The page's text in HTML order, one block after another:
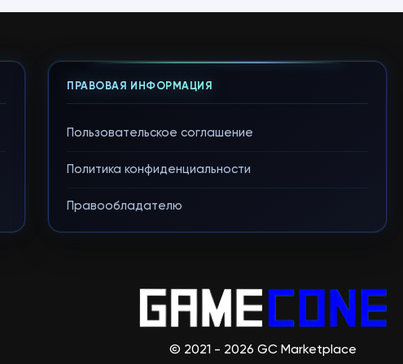
ПРАВОВАЯ ИНФОРМАЦИЯ
Пользовательское соглашение
Политика конфиденциальности
Правообладателю
© 2021 - 2026 GC Marketplace